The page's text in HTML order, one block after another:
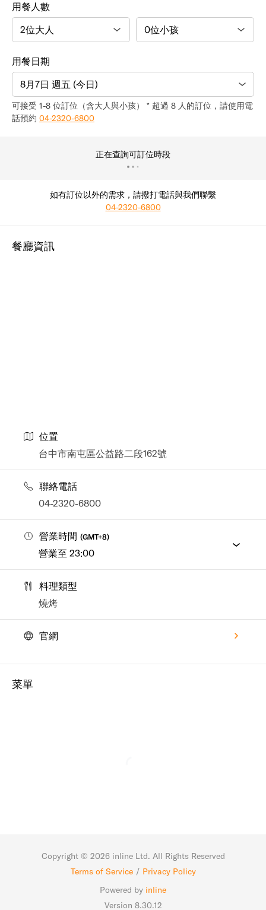
用餐人數
用餐日期
8月7日 週五 (今日)
可接受 1-8 位訂位（含大人與小孩） * 超過 8 人的訂位，請使用電
話預約 04-2320-6800
正在查詢可訂位時段
如有訂位以外的需求，請撥打電話與我們聯繫
04-2320-6800
餐廳資訊
位置
台中市南屯區公益路二段162號
聯絡電話
04-2320-6800
營業時間 (GMT+8)
營業至 23:00
料理類型
燒烤
官網
菜單
Copyright © 2026inline Ltd. All Rights Reserved
Terms of Service / Privacy Policy
Powered by inline
Version 8.30.12